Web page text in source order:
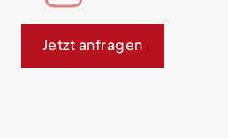
Jetzt anfragen